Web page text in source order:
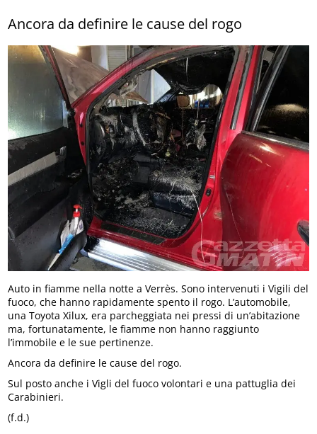
Ancora da definire le cause del rogo
Auto in fiamme nella notte a Verrès. Sono intervenuti i Vigili del
fuoco, che hanno rapidamente spento il rogo. L’automobile,
una Toyota Xilux, era parcheggiata nei pressi di un’abitazione
ma, fortunatamente, le fiamme non hanno raggiunto
l’immobile e le sue pertinenze.
Ancora da definire le cause del rogo.
Sul posto anche i Vigli del fuoco volontari e una pattuglia dei
Carabinieri.
(f.d.)